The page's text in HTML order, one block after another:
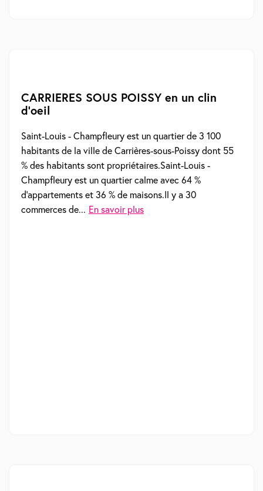
CARRIERES SOUS POISSY en un clin
d'oeil
Saint-Louis - Champfleury est un quartier de 3 100
habitants de la ville de Carrières-sous-Poissy dont 55
% des habitants sont propriétaires.Saint-Louis -
Champfleury est un quartier calme avec 64 %
d'appartements et 36 % de maisons.Il y a 30
commerces de... En savoir plus